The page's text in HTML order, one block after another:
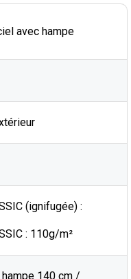
avec hampe
(ignifugée) :
: 110g/m²
140 cm /